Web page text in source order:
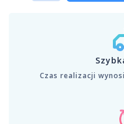
Czas realizacji